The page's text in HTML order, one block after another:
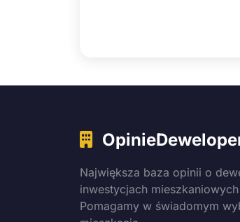
Największa baza opinii o
inwestycjach
Pomagamy w świadomym